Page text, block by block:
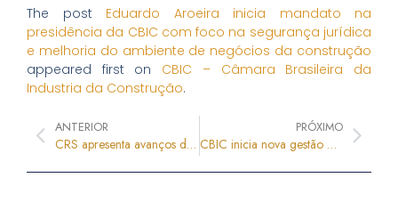
The post Eduardo Aroeira inicia mandato na
presidência da CBIC com foco na segurança jurídica
e melhoria do ambiente de negócios da construção
appeared first on CBIC – Câmara Brasileira da
Industria da Construção.
ANTERIOR
CRS apresenta avanços do DNCS, do Elas Constroem e case de investimento social
PRÓXIMO
CBIC inicia nova gestão 2026-2029